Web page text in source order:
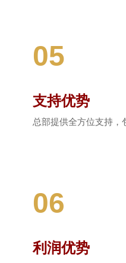
05
支持优势
总部提供全方位支持，
06
利润优势